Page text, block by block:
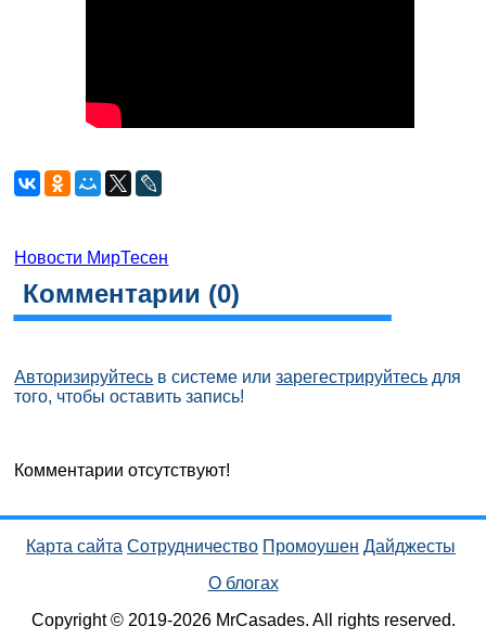
Новости МирТесен
Комментарии (0)
Авторизируйтесь в системе илизарегестрируйтесь для
того, чтобы оставить запись!
Комментарии отсутствуют!
Карта сайта Сотрудничество Промоушен Дайджесты
О блогах
Copyright © 2019-2026 MrCasades. All rights reserved.